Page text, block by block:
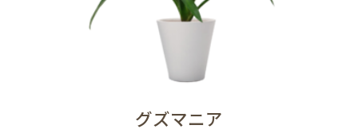
グズマニア